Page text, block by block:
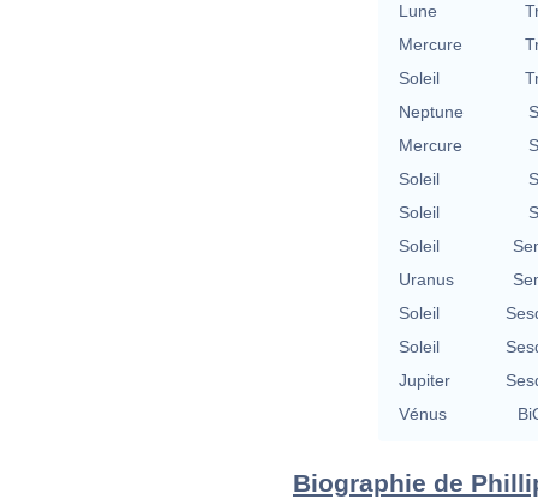
Lune
Mercure
Soleil
Neptune
Mercure
Soleil
Soleil
Soleil
Uranus
Soleil
Soleil
Jupiter
Vénus
Biographie de